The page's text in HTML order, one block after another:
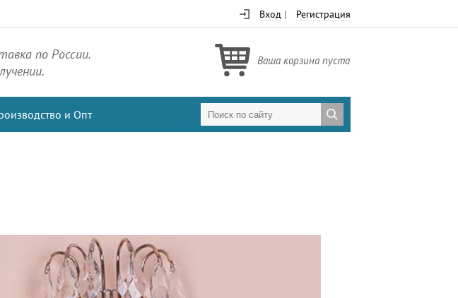
Вход | Регистрация
по России.
Ваша корзина пуста
и Опт